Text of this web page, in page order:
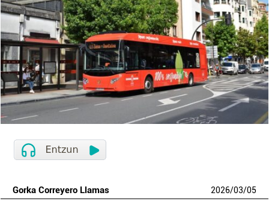
Gorka Correyero Llamas 2026/03/05